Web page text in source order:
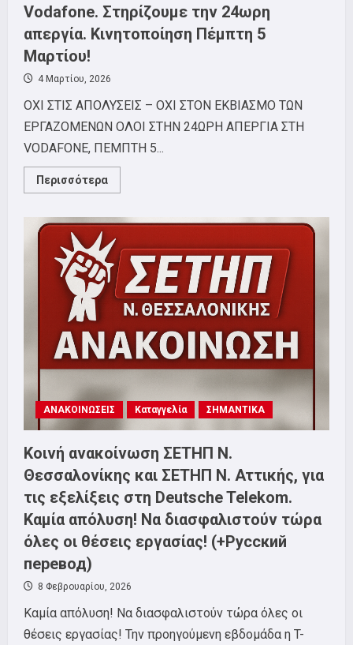
Vodafone. Στηρίζουμε την 24ωρη
απεργία. Κινητοποίηση Πέμπτη 5
Μαρτίου!
4 Μαρτίου, 2026
ΟΧΙ ΣΤΙΣ ΑΠΟΛΥΣΕΙΣ – ΟΧΙ ΣΤΟΝ ΕΚΒΙΑΣΜΟ ΤΩΝ
ΕΡΓΑΖΟΜΕΝΩΝ ΟΛΟΙ ΣΤΗΝ 24ΩΡΗ ΑΠΕΡΓΙΑ ΣΤΗ
VODAFONE, ΠΕΜΠΤΗ 5...
Περισσότερα
more
Όχι
απολύσεις
στη
Vodafone.
Στηρίζουμε
την
24ωρη
απεργία.
Πέμπτη
5
Μαρτίου!
ΑΝΑΚΟΙΝΩΣΕΙΣ Καταγγελία ΣΗΜΑΝΤΙΚΑ
Κοινή ανακοίνωση ΣΕΤΗΠ Ν.
Θεσσαλονίκης και ΣΕΤΗΠ N. Αττικής, για
τις εξελίξεις στη Deutsche Telekom.
Καμία απόλυση! Να διασφαλιστούν τώρα
όλες οι θέσεις εργασίας! (+Русский
перевод)
8 Φεβρουαρίου, 2026
Καμία απόλυση! Να διασφαλιστούν τώρα όλες οι
θέσεις εργασίας! Την προηγούμενη εβδομάδα η T-